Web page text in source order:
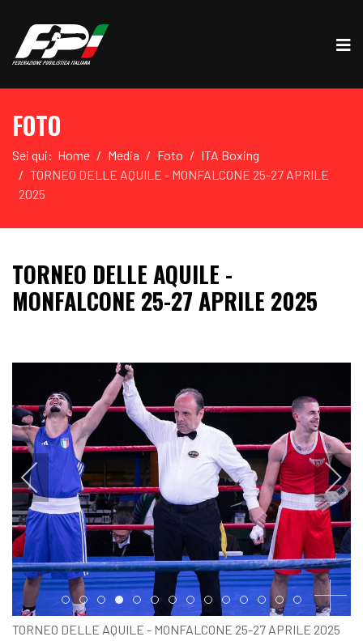
FOTO
Sei qui: Home Media Foto
ITA Boxing
TORNEO DELLE AQUILE - MONFALCONE 25-27 APRILE
2025
TORNEO DELLE AQUILE -
MONFALCONE 25-27 APRILE 2025
Item 0Item 1Item 2Item 3Item 4Item 5Item 6Item 7Item 8Item 9Item 10
Item 11Item 12
Item 13
TORNEO DELLE AQUILE - MONFALCONE 25-27 APRILE 2025